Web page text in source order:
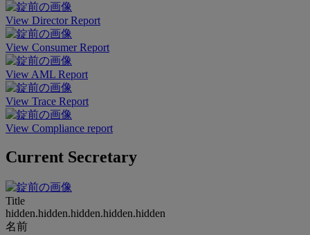
View Director Report
View Consumer Report
View AML Report
View Trace Report
View Compliance report
Current Secretary
Title
hidden.hidden.hidden.hidden.hidden
名前